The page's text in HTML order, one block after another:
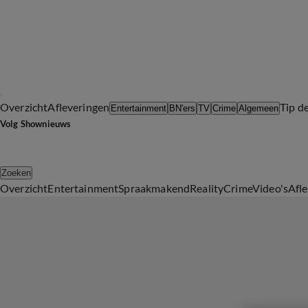
OverzichtAfleveringen Entertainment BN'ers TV Crime AlgemeenTip
Volg Shownieuws
Zoeken
OverzichtEntertainmentSpraakmakendRealityCrimeVideo's